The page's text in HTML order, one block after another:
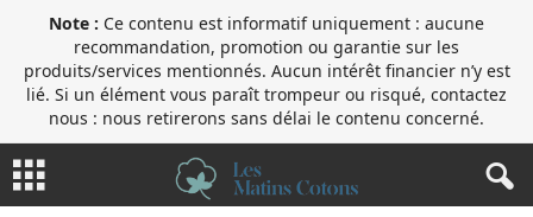
Note : Ce contenu est informatif uniquement : aucune
recommandation, promotion ou garantie sur les
produits/services mentionnés. Aucun intérêt financier n’y est
lié. Si un élément vous paraît trompeur ou risqué, contactez
nous : nous retirerons sans délai le contenu concerné.